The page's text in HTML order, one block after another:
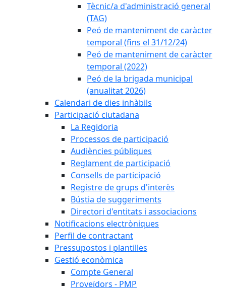
Tècnic/a d'administració general
(TAG)
Peó de manteniment de caràcter
temporal (fins el 31/12/24)
Peó de manteniment de caràcter
temporal (2022)
Peó de la brigada municipal
(anualitat 2026)
Calendari de dies inhàbils
Participació ciutadana
La Regidoria
Processos de participació
Audiències públiques
Reglament de participació
Consells de participació
Registre de grups d'interès
Bústia de suggeriments
Directori d'entitats i associacions
Notificacions electròniques
Perfil de contractant
Pressupostos i plantilles
Gestió econòmica
Compte General
Proveïdors - PMP